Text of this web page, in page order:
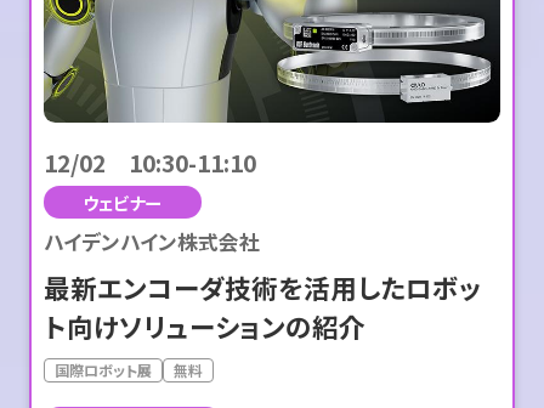
12/02 10:30-11:10
ウェビナー
ハイデンハイン株式会社
最新エンコーダ技術を活用したロボッ
ト向けソリューションの紹介
国際ロボット展 無料